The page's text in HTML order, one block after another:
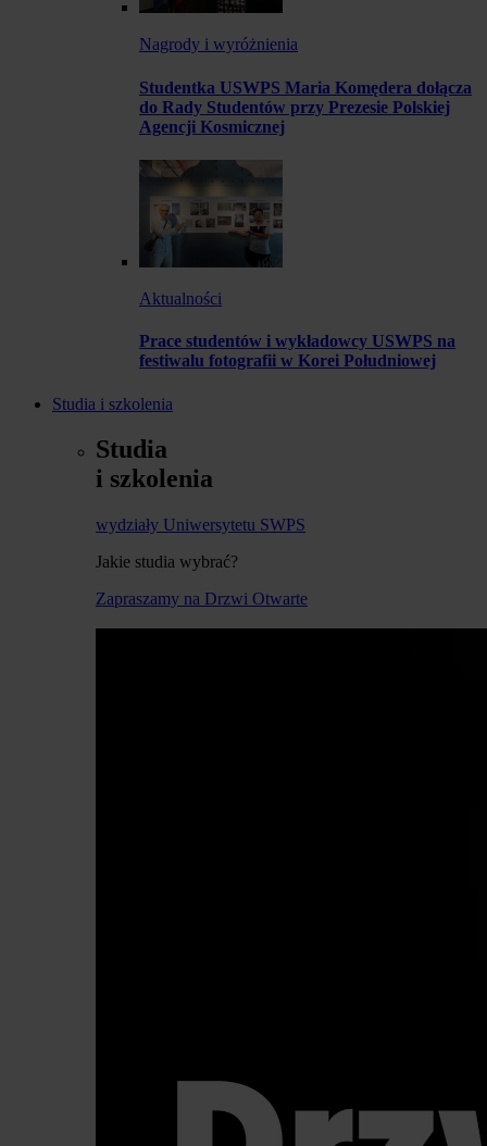
Nagrody i wyróżnienia
Studentka USWPS Maria Komędera dołącza
do Rady Studentów przy Prezesie Polskiej
Agencji Kosmicznej
Aktualności
Prace studentów i wykładowcy USWPS na
festiwalu fotografii w Korei Południowej
Studia i szkolenia
Studia
i szkolenia
wydziały Uniwersytetu SWPS
Jakie studia wybrać?
Zapraszamy na Drzwi Otwarte